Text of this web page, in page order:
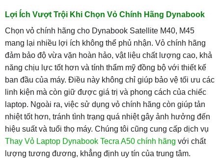
Lợi Ích Vượt Trội Khi Chọn Vỏ Chính Hãng Dynabook
Chọn vỏ chính hãng cho Dynabook Satellite M40, M45
mang lại nhiều lợi ích không thể phủ nhận. Vỏ chính hãng
đảm bảo độ vừa vặn hoàn hảo, vật liệu chất lượng cao, khả
năng chịu lực tốt hơn và tính thẩm mỹ đồng bộ với thiết kế
ban đầu của máy. Điều này không chỉ giúp bảo vệ tối ưu các
linh kiện mà còn giữ được giá trị và phong cách của chiếc
laptop. Ngoài ra, việc sử dụng vỏ chính hãng còn giúp tản
nhiệt tốt hơn, tránh tình trạng quá nhiệt gây ảnh hưởng đến
hiệu suất và tuổi thọ máy. Chúng tôi cũng cung cấp dịch vụ
Thay Vỏ Laptop Dynabook Tecra A50 chính hãng với chất
lượng tương đương, khẳng định uy tín của trung tâm.